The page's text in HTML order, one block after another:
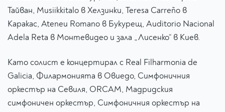
Тайван, Musiikkitalo в Хелзинки, Teresa Carreño в
Каракас, Ateneu Romano в Букурещ, Auditorio Nacional
Adela Reta в Монтевидео и зала „Лисенко“ в Киев.
Като солист е концертирал с Real Filharmonia de
Galicia, Филармонията в Овиедо, Симфоничния
оркестър на Севиля, ORCAM, Мадридския
симфоничен оркестър, Симфоничния оркестър на